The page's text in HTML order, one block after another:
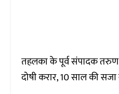
तहलका के पूर्व संपादक
दोषी करार, 10 साल की